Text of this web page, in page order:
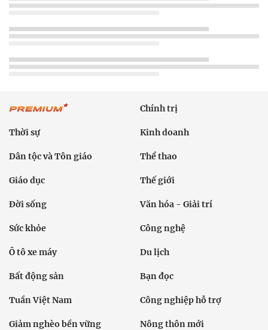
Chính trị
Thời sự Kinh doanh
Dân tộc và Tôn giáo Thể thao
Giáo dục Thế giới
Đời sống Văn hóa - Giải trí
Sức khỏe Công nghệ
Ô tô xe máy Du lịch
Bất động sản Bạn đọc
Tuần Việt Nam Công nghiệp hỗ trợ
Giảm nghèo bền vững Nông thôn mới